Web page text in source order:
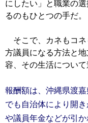
にしたい」と職業の
るのもひとつの手だ。
そこで、カネもコネ
方議員になる方法と
容、その生活について
報酬額は、沖縄県渡
でも自治体により開
や議員年金などが引